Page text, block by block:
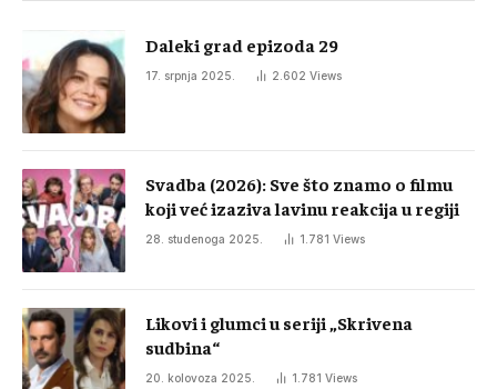
Daleki grad epizoda 29
17. srpnja 2025. 2.602 Views
Svadba (2026): Sve što znamo o filmu
koji već izaziva lavinu reakcija u regiji
28. studenoga 2025. 1.781 Views
Likovi i glumci u seriji „Skrivena
sudbina“
20. kolovoza 2025. 1.781 Views